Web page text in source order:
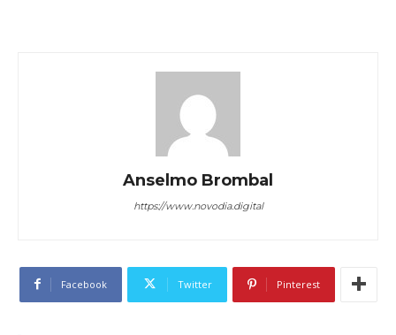
Anselmo Brombal
https://www.novodia.digital
Facebook Twitter Pinterest